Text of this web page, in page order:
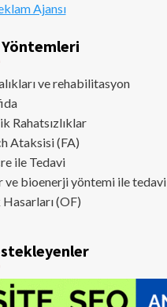
Ajansı
Yöntemleri
ve rehabilitasyon
Rahatsızlıklar
Ataksisi (FA)
ile Tedavi
ve bioenerji yöntemi ile tedavi
(OF)